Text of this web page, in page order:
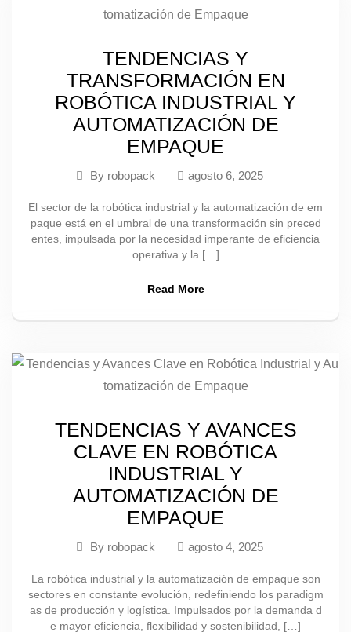
TENDENCIAS Y
TRANSFORMACIÓN EN
ROBÓTICA INDUSTRIAL Y
AUTOMATIZACIÓN DE
EMPAQUE
By robopack agosto 6, 2025
El sector de la robótica industrial y la automatización de em
paque está en el umbral de una transformación sin preced
entes, impulsada por la necesidad imperante de eficiencia
operativa y la […]
Read More
TENDENCIAS Y AVANCES
CLAVE EN ROBÓTICA
INDUSTRIAL Y
AUTOMATIZACIÓN DE
EMPAQUE
By robopack agosto 4, 2025
La robótica industrial y la automatización de empaque son
sectores en constante evolución, redefiniendo los paradigm
as de producción y logística. Impulsados por la demanda d
e mayor eficiencia, flexibilidad y sostenibilidad, […]